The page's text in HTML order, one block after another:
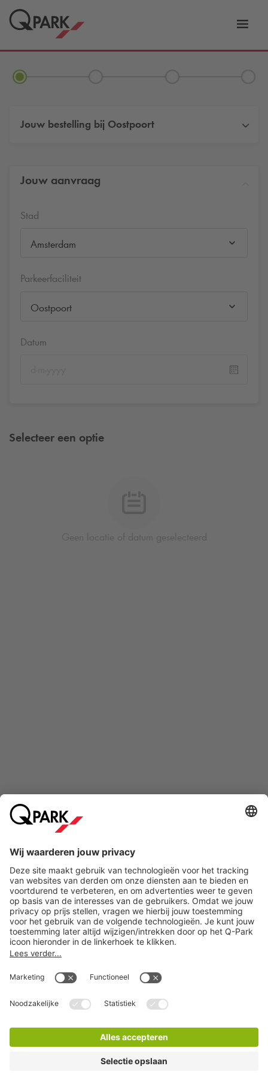
Jouw bestelling bij Oostpoort
Jouw aanvraag
Stad
Amsterdam
Parkeerfaciliteit
Oostpoort
Datum
Selecteer een optie
Download